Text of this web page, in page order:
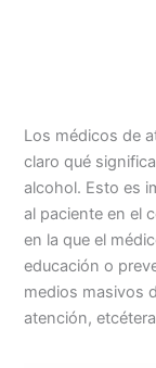
Los médicos de
claro qué
alcohol. Esto es
al paciente en el
en la que el
educación o
medios masivos
atención,